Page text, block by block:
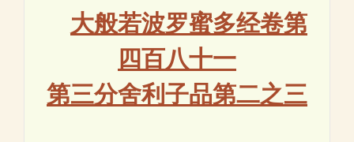
大般若波罗蜜多经卷第
四百八十一
第三分舍利子品第二之三